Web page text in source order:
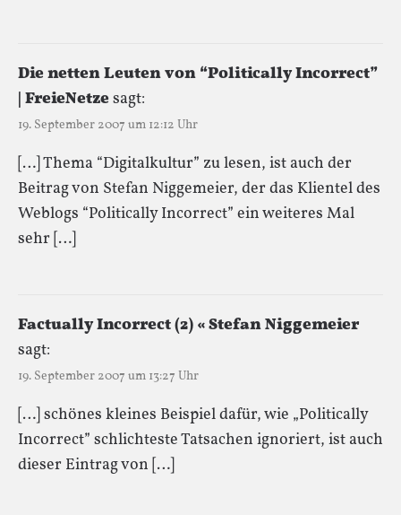
Die netten Leuten von “Politically Incorrect”
| FreieNetzesagt:
19. September 2007 um 12:12 Uhr
[…] Thema “Digitalkultur” zu lesen, ist auch der
Beitrag von Stefan Niggemeier, der das Klientel des
Weblogs “Politically Incorrect” ein weiteres Mal
sehr […]
Factually Incorrect (2) « Stefan Niggemeier
sagt:
19. September 2007 um 13:27 Uhr
[…] schönes kleines Beispiel dafür, wie „Politically
Incorrect” schlichteste Tatsachen ignoriert, ist auch
dieser Eintrag von […]